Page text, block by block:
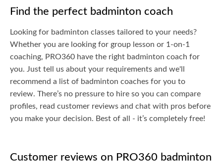
Find the perfect badminton coach
Looking for badminton classes tailored to your needs?
Whether you are looking for group lesson or 1-on-1
coaching, PRO360 have the right badminton coach for
you. Just tell us about your requirements and we'll
recommend a list of badminton coaches for you to
review. There’s no pressure to hire so you can compare
profiles, read customer reviews and chat with pros before
you make your decision. Best of all - it’s completely free!
Customer reviews on PRO360 badminton